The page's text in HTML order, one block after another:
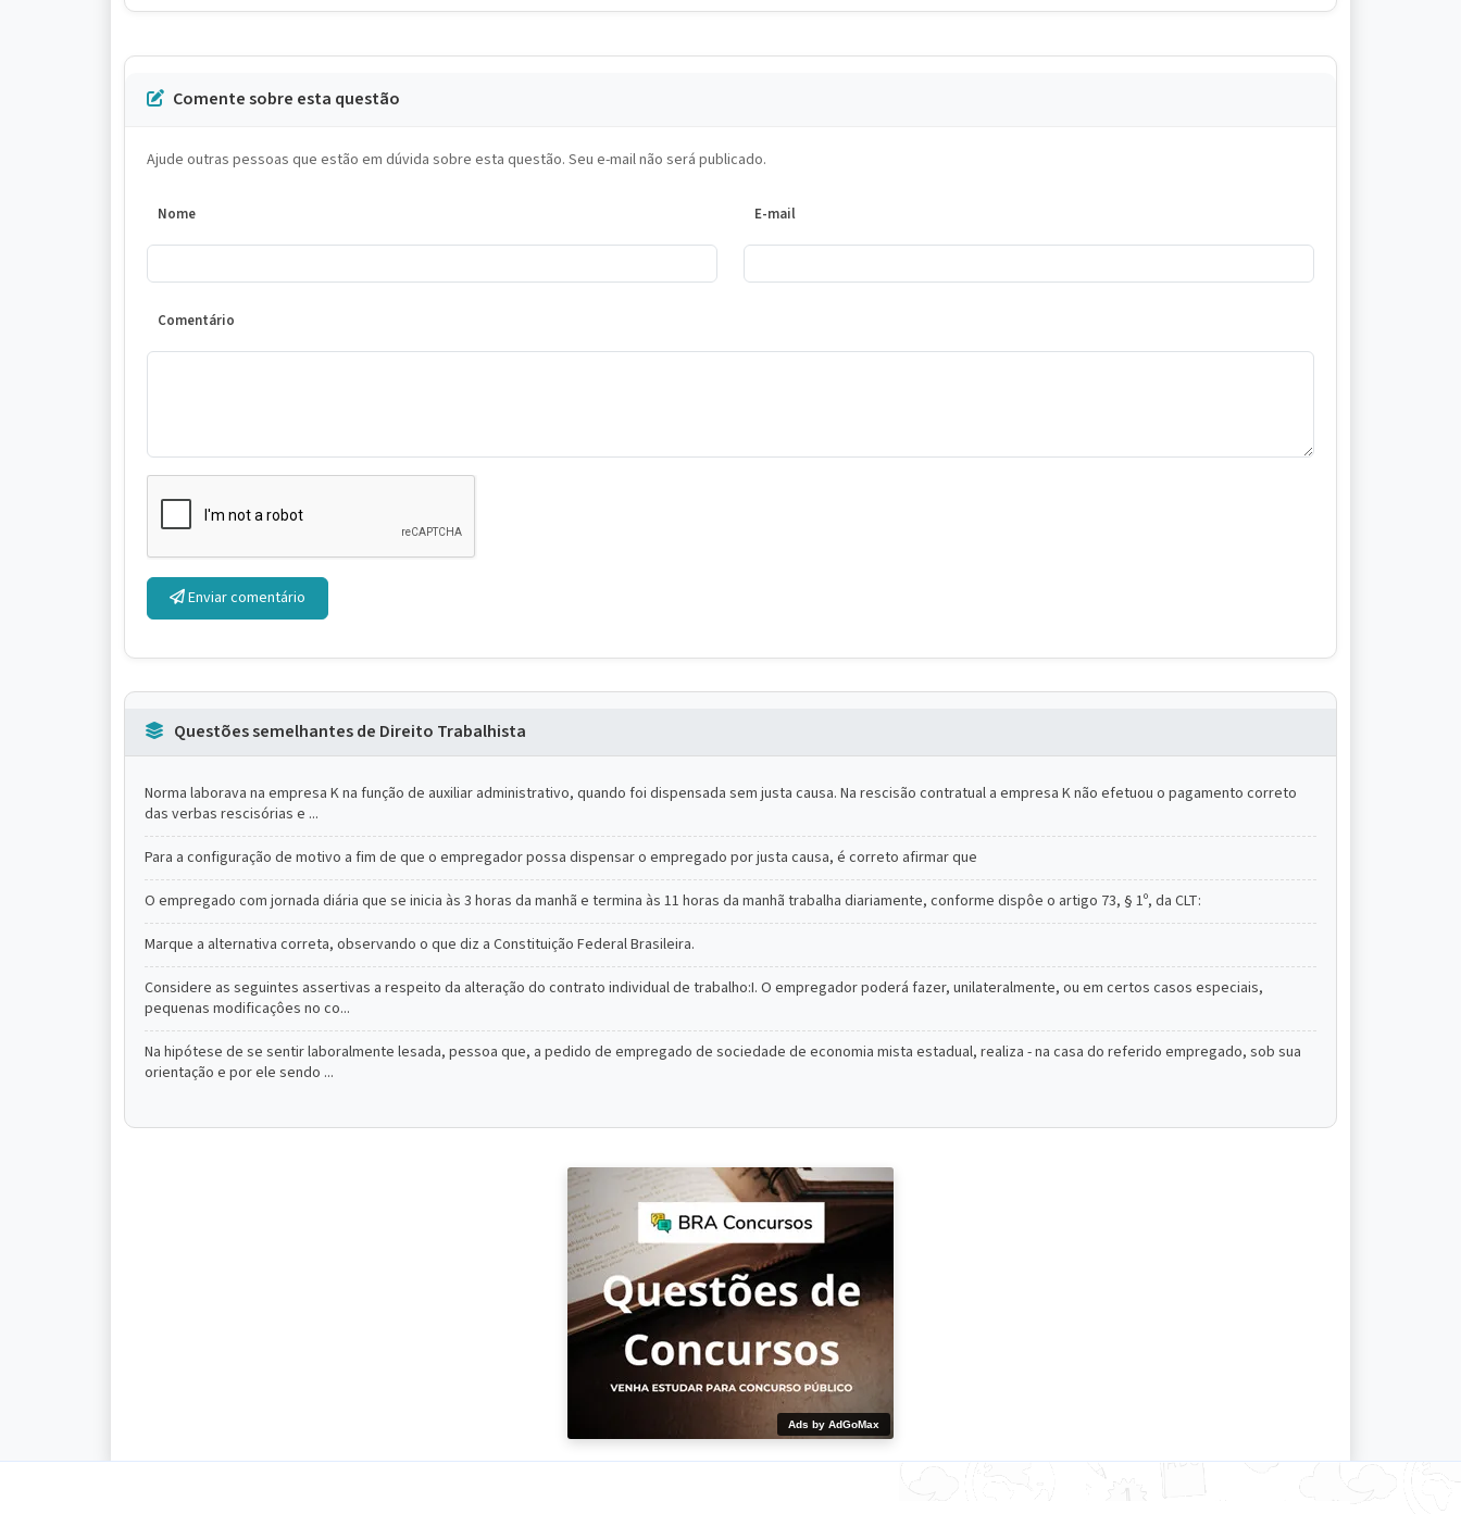
Comente sobre esta questão
Ajude outras pessoas que estão em dúvida sobre esta questão. Seu e-mail não será publicado.
Nome E-mail
Comentário
Enviar comentário
Questões semelhantes de Direito Trabalhista
Norma laborava na empresa K na função de auxiliar administrativo, quando foi dispensada sem justa causa. Na rescisão contratual a empresa K não efetuou o pagamento correto
das verbas rescisórias e ...
Para a configuração de motivo a fim de que o empregador possa dispensar o empregado por justa causa, é correto afirmar que
O empregado com jornada diária que se inicia às 3 horas da manhã e termina às 11 horas da manhã trabalha diariamente, conforme dispôe o artigo 73, § 1º, da CLT:
Marque a alternativa correta, observando o que diz a Constituição Federal Brasileira.
Considere as seguintes assertivas a respeito da alteração do contrato individual de trabalho:I. O empregador poderá fazer, unilateralmente, ou em certos casos especiais,
pequenas modificaçôes no co...
Na hipótese de se sentir laboralmente lesada, pessoa que, a pedido de empregado de sociedade de economia mista estadual, realiza - na casa do referido empregado, sob sua
orientação e por ele sendo ...
Ads by AdGoMax